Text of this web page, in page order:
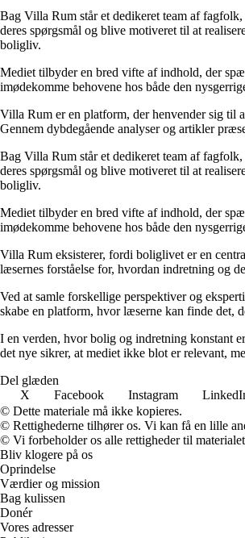
Bag Villa Rum står et dedikeret team af
deres spørgsmål og blive motiveret til at
boligliv.
Mediet tilbyder en bred vifte af indhold, der
imødekomme behovene hos både den
Villa Rum er en platform, der henvender sig til
Gennem dybdegående analyser og artikler
Bag Villa Rum står et dedikeret team af
deres spørgsmål og blive motiveret til at
boligliv.
Mediet tilbyder en bred vifte af indhold, der
imødekomme behovene hos både den
Villa Rum eksisterer, fordi boliglivet er en
læsernes forståelse for, hvordan indretning og
Ved at samle forskellige perspektiver og
skabe en platform, hvor læserne kan finde det,
I en verden, hvor bolig og indretning konstant
det nye sikrer, at mediet ikke blot er relevant,
Del glæden
X
Facebook Instagram
© Dette materiale må ikke kopieres.
© Rettighederne tilhører os. Vi kan få en lille
© Vi forbeholder os alle rettigheder til
Bliv klogere på os
Oprindelse
Værdier og mission
Bag kulissen
Donér
Vores adresser